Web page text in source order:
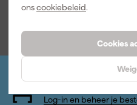
onscookiebeleid.
Cookies
78,99
Log-in en beheer je